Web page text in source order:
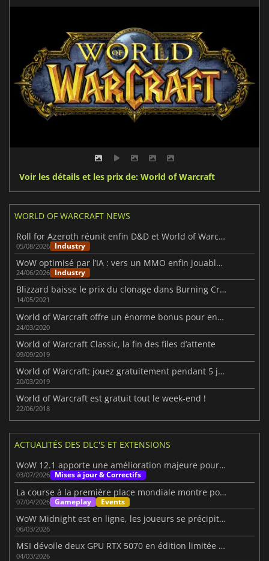
Voir les détails et les prix de: World of Warcraft
WORLD OF WARCRAFT NEWS
Roll for Azeroth réunit enfin D&D et World of Warcraft
05/08/2026 Industry
WoW optimisé par l’IA : vers un MMO enfin jouable en solo
24/06/2026 Industry
Blizzard baisse le prix du clonage dans Burning Crusade Classic
14/05/2021
World of Warcraft offre un énorme bonus pour encourager les joueurs à rester chez eux
24/03/2020
World of Warcraft Classic, la fin des files d’attente
09/09/2019
World of Warcraft: jouez gratuitement pendant 5 jours !
20/03/2019
World of Warcraft est gratuit tout le week-end !
22/06/2018
ACTUALITÉS DES DLC'S ET EXTENSIONS
WoW 12.1 apporte une amélioration majeure pour les alts
03/07/2026 Mises à jour & Correctifs
La course à la première place mondiale montre pourquoi WoW surprend toujours les joueurs
07/04/2026 Gameplay Events
WoW Midnight est en ligne, les joueurs se précipitent pour monter en niveau dans la nouvelle extension.
06/03/2026
MSI dévoile deux GPU RTX 5070 en édition limitée sur le thème de WoW : Minuit
04/03/2026